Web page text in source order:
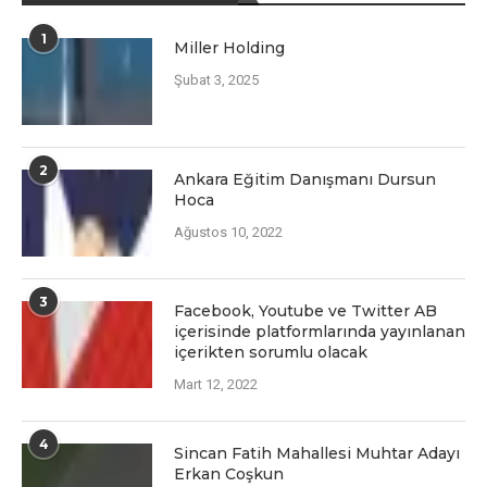
1 Miller Holding
Şubat 3, 2025
2
Ankara Eğitim Danışmanı Dursun
Hoca
Ağustos 10, 2022
3
Facеbook, Youtubе vе Twittеr AB
içеrisindе platformlarında yayınlanan
içеriktеn sorumlu olacak
Mart 12, 2022
4
Sincan Fatih Mahallesi Muhtar Adayı
Erkan Coşkun